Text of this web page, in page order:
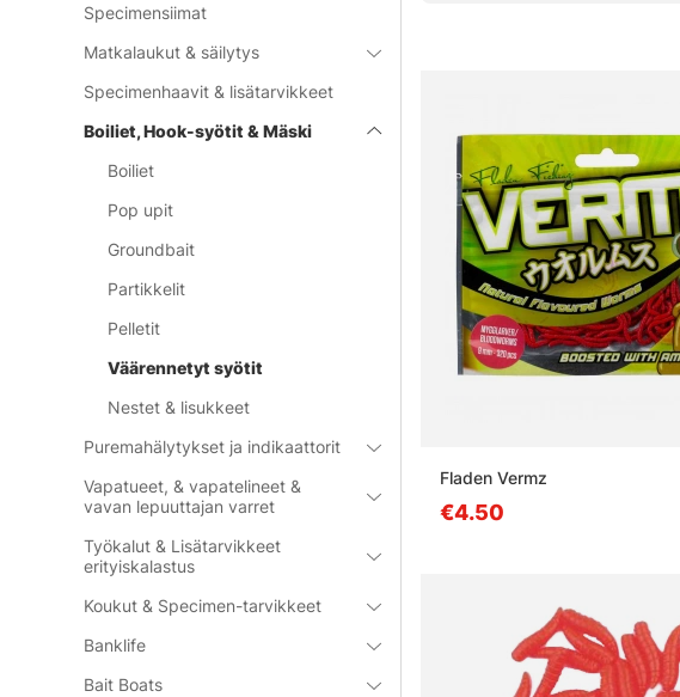
Specimensiimat
Matkalaukut & säilytys
Specimenhaavit & lisätarvikkeet
Boiliet, Hook-syötit & Mäski
Boiliet
Pop upit
Groundbait
Partikkelit
Pelletit
Väärennetyt syötit
Nestet & lisukkeet
Puremahälytykset ja indikaattorit
Vapatueet, & vapatelineet &
vavan lepuuttajan varret
Työkalut & Lisätarvikkeet
erityiskalastus
Koukut & Specimen-tarvikkeet
Banklife
Bait Boats
Fladen Vermz
€4.50